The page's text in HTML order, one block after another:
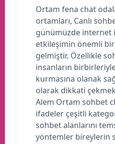
Ortam fena chat
ortamları, Canlı
günümüzde internet
etkileşimin önemli bir
gelmiştir. Özellikle
insanların
kurmasına olanak
olarak dikkati
Alem Ortam sohbet
ifadeler çeşitli
sohbet alanlarını
yöntemler bireylerin